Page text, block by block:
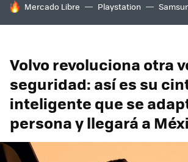
HOY SE HABLA DE
Mercado Libre Playstation
Volvo revoluciona otra
seguridad: así es su
inteligente que se
persona y llegará a